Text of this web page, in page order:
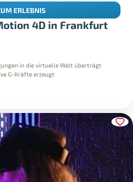
4D in Frankfurt
in die virtuelle Welt überträgt
G-Kräfte erzeugt
ERLEBNIS